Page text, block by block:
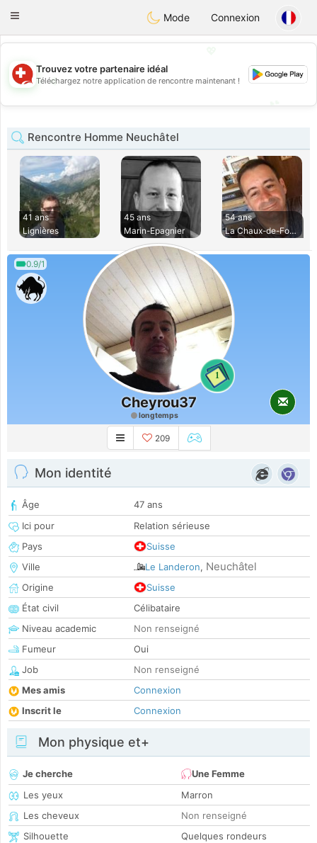
Suissi
Toggle
Mode Connexion
💖
💕
Trouvez votre partenaire idéal
Téléchargez notre application de rencontre maintenant !
Rencontre Homme Neuchâtel
41 ans
Lignières
45 ans
Marin-Epagnier
54 ans
La Chaux-de-Fonds
0.9/1
1
Cheyrou37
longtemps
209
Mon identité
Âge
47 ans
Ici pour
Relation sérieuse
Pays
Suisse
Ville
Le Landeron, Neuchâtel
Origine
Suisse
État civil
Célibataire
Niveau academic
Non renseigné
Fumeur
Oui
Job
Non renseigné
Mes amis
Connexion
Inscrit le
Connexion
Mon physique et+
Je cherche
Une Femme
Les yeux
Marron
Les cheveux
Non renseigné
Silhouette
Quelques rondeurs